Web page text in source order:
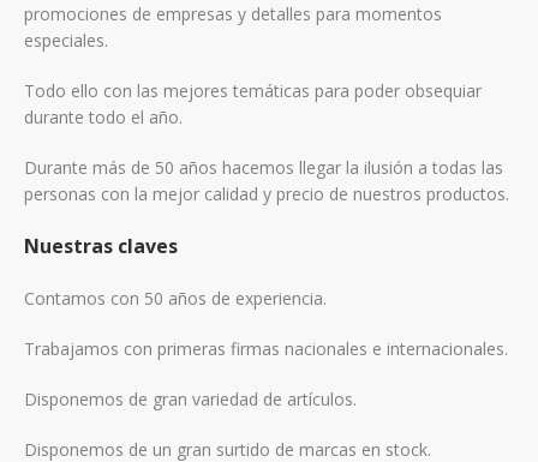
promociones de empresas y detalles para momentos
especiales.
Todo ello con las mejores temáticas para poder obsequiar
durante todo el año.
Durante más de 50 años hacemos llegar la ilusión a todas las
personas con la mejor calidad y precio de nuestros productos.
Nuestras claves
Contamos con 50 años de experiencia.
Trabajamos con primeras firmas nacionales e internacionales.
Disponemos de gran variedad de artículos.
Disponemos de un gran surtido de marcas en stock.